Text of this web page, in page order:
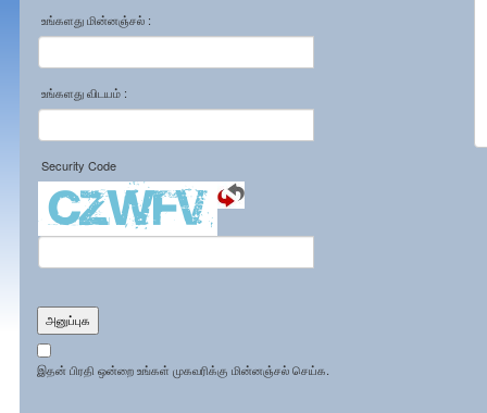
உங்களது மின்னஞ்சல் :
உங்களது விடயம் :
Security Code
அனுப்புக
இதன் பிரதி ஒன்றை உங்கள் முகவரிக்கு மின்னஞ்சல் செய்க.